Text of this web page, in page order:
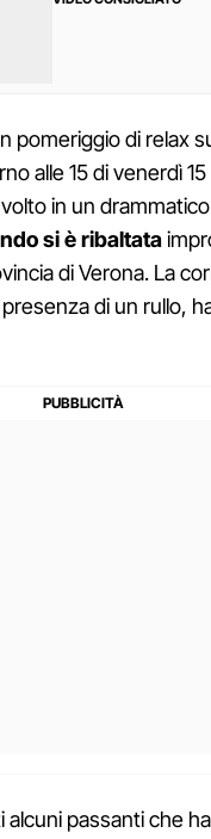
pomeriggio di relax
alle 15 di venerdì
in un
si è ribaltata
di Verona. La
di un rullo,
alcuni passanti che